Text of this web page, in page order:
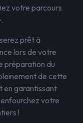
votre parcours
prêt à
lors de votre
préparation du
de cette
en garantissant
votre
!